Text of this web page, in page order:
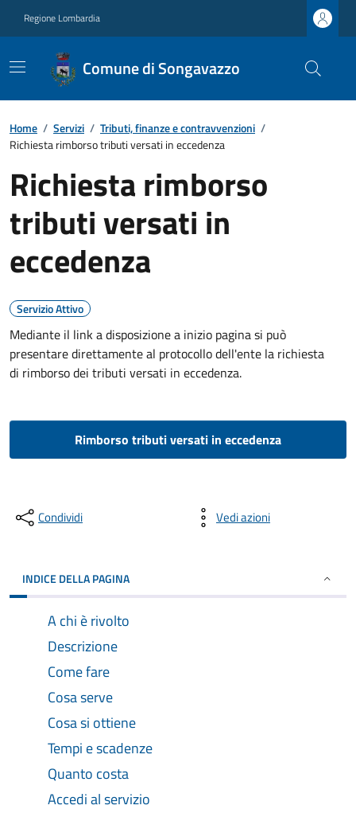
Regione Lombardia
Comune di Songavazzo
Home / Servizi / Tributi, finanze e contravvenzioni /
Richiesta rimborso tributi versati in eccedenza
Richiesta rimborso
tributi versati in
eccedenza
Servizio Attivo
Mediante il link a disposizione a inizio pagina si può
presentare direttamente al protocollo dell'ente la richiesta
di rimborso dei tributi versati in eccedenza.
Rimborso tributi versati in eccedenza
Condividi Vedi azioni
INDICE DELLA PAGINA
A chi è rivolto
Descrizione
Come fare
Cosa serve
Cosa si ottiene
Tempi e scadenze
Quanto costa
Accedi al servizio